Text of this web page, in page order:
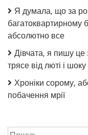
Я думала, що за
багатоквартирному
абсолютно все
Дівчата, я пишу це
трясе від люті і шоку
Хроніки сорому,
побачення мрії